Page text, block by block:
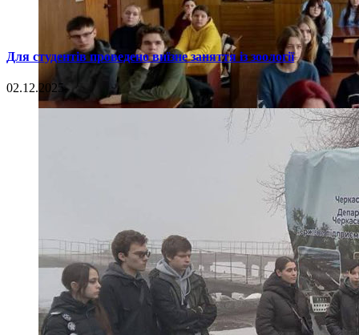
Для студентів проведено виїзне заняття із зоології
02.12.2025